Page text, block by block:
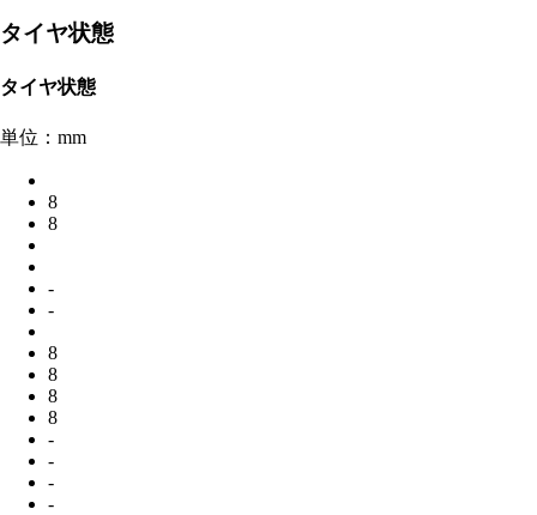
タイヤ状態
タイヤ状態
単位：mm
8
8
-
-
8
8
8
8
-
-
-
-